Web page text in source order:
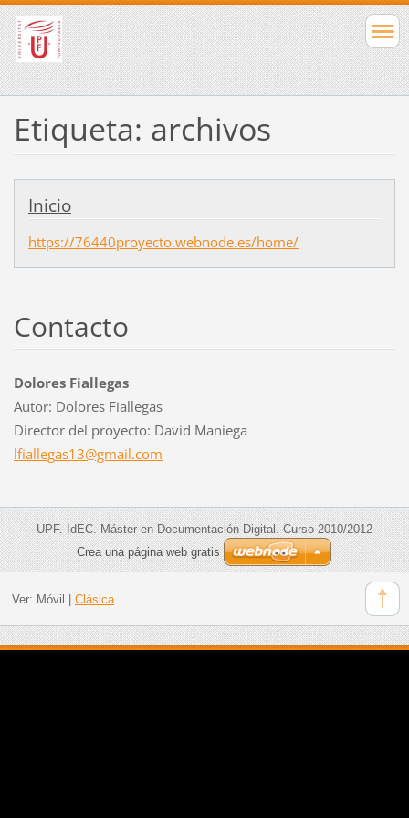
Etiqueta: archivos
Inicio
https://76440proyecto.webnode.es/home/
Contacto
Dolores Fiallegas
Autor: Dolores Fiallegas
Director del proyecto: David Maniega
lfiallegas13@gmail.com
UPF. IdEC. Máster en Documentación Digital. Curso 2010/2012
Crea una página web gratis
Ver: Móvil Clásica